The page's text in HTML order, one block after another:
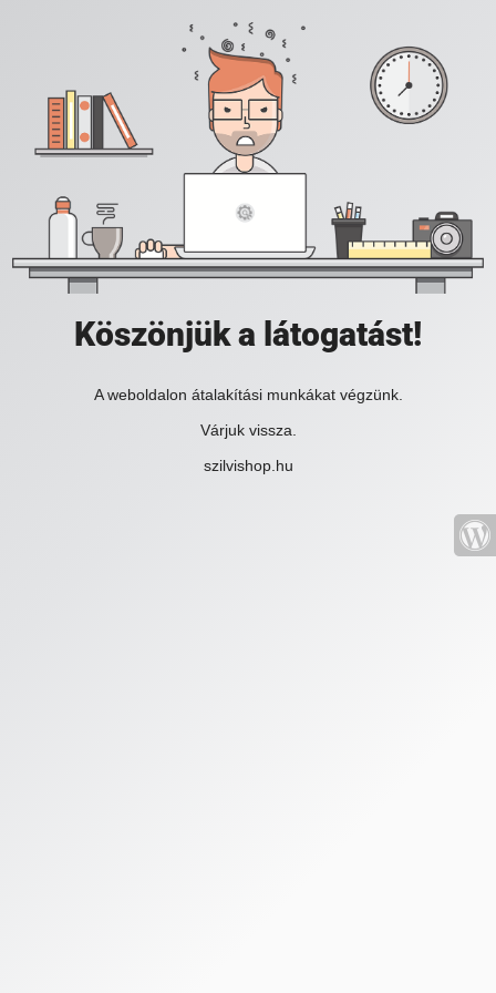
Köszönjük a látogatást!
A weboldalon átalakítási munkákat végzünk.
Várjuk vissza.
szilvishop.hu